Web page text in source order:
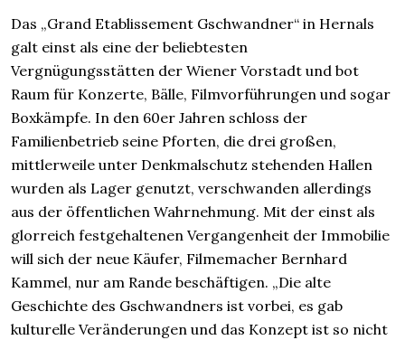
Das „Grand Etablissement Gschwandner“ in Hernals
galt einst als eine der beliebtesten
Vergnügungsstätten der Wiener Vorstadt und bot
Raum für Konzerte, Bälle, Filmvorführungen und sogar
Boxkämpfe. In den 60er Jahren schloss der
Familienbetrieb seine Pforten, die drei großen,
mittlerweile unter Denkmalschutz stehenden Hallen
wurden als Lager genutzt, verschwanden allerdings
aus der öffentlichen Wahrnehmung. Mit der einst als
glorreich festgehaltenen Vergangenheit der Immobilie
will sich der neue Käufer, Filmemacher Bernhard
Kammel, nur am Rande beschäftigen. „Die alte
Geschichte des Gschwandners ist vorbei, es gab
kulturelle Veränderungen und das Konzept ist so nicht